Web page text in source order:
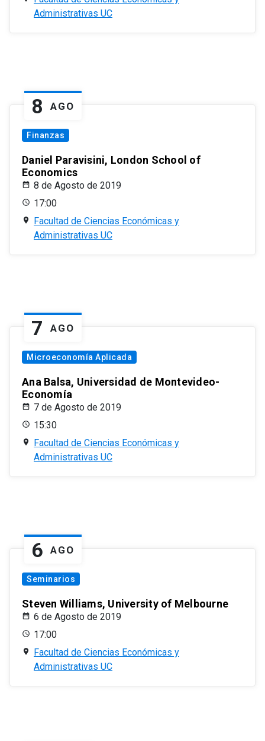
Administrativas UC
8 AGO
Finanzas
Daniel Paravisini, London School of
Economics
8 de Agosto de 2019
17:00
Facultad de Ciencias Económicas y
Administrativas UC
7 AGO
Microeconomía Aplicada
Ana Balsa, Universidad de Montevideo-
Economía
7 de Agosto de 2019
15:30
Facultad de Ciencias Económicas y
Administrativas UC
6 AGO
Seminarios
Steven Williams, University of Melbourne
6 de Agosto de 2019
17:00
Facultad de Ciencias Económicas y
Administrativas UC